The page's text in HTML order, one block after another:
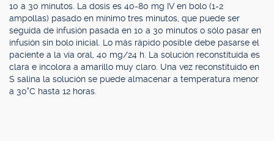
10 a 30 minutos. La dosis es 40-80 mg IV en bolo (1-2
ampollas) pasado en mínimo tres minutos, que puede ser
seguida de infusión pasada en 10 a 30 minutos o sólo pasar en
infusión sin bolo inicial. Lo más rápido posible debe pasarse el
paciente a la vía oral, 40 mg/24 h. La solución reconstituida es
clara e incolora a amarillo muy claro. Una vez reconstituido en
S salina la solución se puede almacenar a temperatura menor
a 30°C hasta 12 horas.